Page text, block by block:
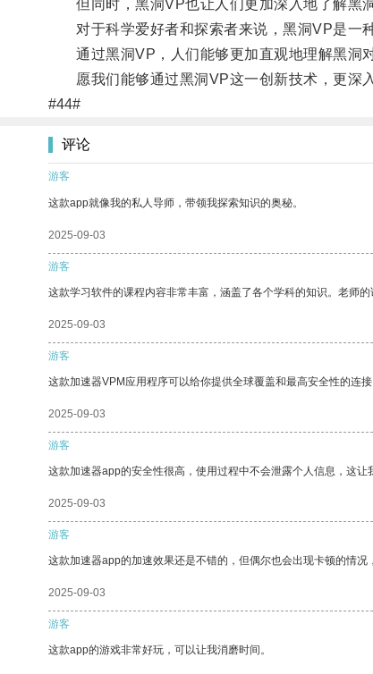
但同时，黑洞VP也让人们更加深入地了解黑洞
对于科学爱好者和探索者来说，黑洞VP是一种
通过黑洞VP，人们能够更加直观地理解黑洞对
愿我们能够通过黑洞VP这一创新技术，更深入
#44#
评论
游客
这款app就像我的私人导师，带领我探索知识的奥秘。
2025-09-03
游客
这款学习软件的课程内容非常丰富，涵盖了各个学科的知识。老师
2025-09-03
游客
这款加速器VPM应用程序可以给你提供全球覆盖和最高安全性的连接
2025-09-03
游客
这款加速器app的安全性很高，使用过程中不会泄露个人信息，这
2025-09-03
游客
这款加速器app的加速效果还是不错的，但偶尔也会出现卡顿的情况
2025-09-03
游客
这款app的游戏非常好玩，可以让我消磨时间。